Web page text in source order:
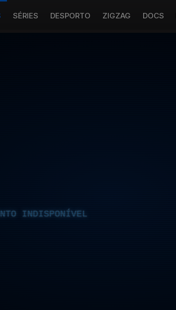
SÉRIES DESPORTO ZIGZAG DOCS
INDISPONÍVEL